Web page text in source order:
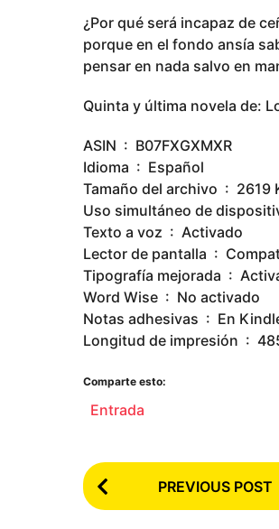
¿Por qué será incapaz de
porque en el fondo ansía
pensar en nada salvo en
Quinta y última novela de:
ASIN ‏ : ‎ B07FXGXMXR
Idioma ‏ : ‎ Español
Tamaño del archivo ‏ :
Texto a voz ‏ : ‎ Activado
Lector de pantalla ‏ :
Tipografía mejorada
Word Wise ‏ : ‎ No activado
Notas adhesivas ‏ :
Longitud
Comparte esto:
Entrada
P
o
PREVIOUS POST